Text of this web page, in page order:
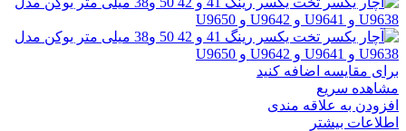
برای مقایسه اضافه کنید
مشاهده سریع
افزودن به علاقه مندی
اطلاعات بیشتر